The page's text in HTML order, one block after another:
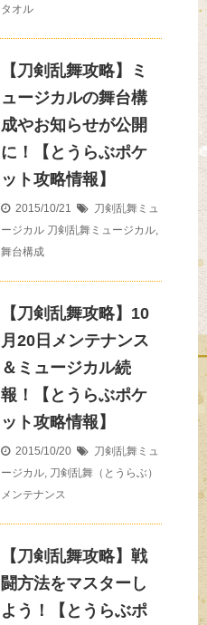
タオル
【刀剣乱舞攻略】ミ
ュージカルの舞台構
成やお知らせが公開
に！【とうらぶポケ
ット攻略情報】
2015/10/21
刀剣乱舞ミュ
ージカル 刀剣乱舞ミュージカル,
舞台構成
【刀剣乱舞攻略】10
月20日メンテナンス
＆ミュージカル続
報！【とうらぶポケ
ット攻略情報】
2015/10/20
刀剣乱舞ミュ
ージカル, 刀剣乱舞（とうらぶ）
メンテナンス
【刀剣乱舞攻略】戦
闘方法をマスターし
よう！【とうらぶポ